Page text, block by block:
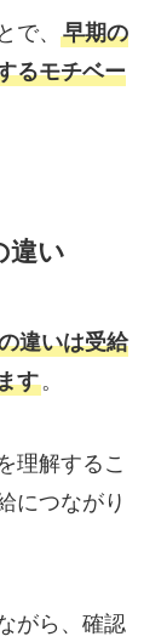
で、 早期の
るモチベー
違い
違いは受給
す。
理解するこ
につながり
がら、確認